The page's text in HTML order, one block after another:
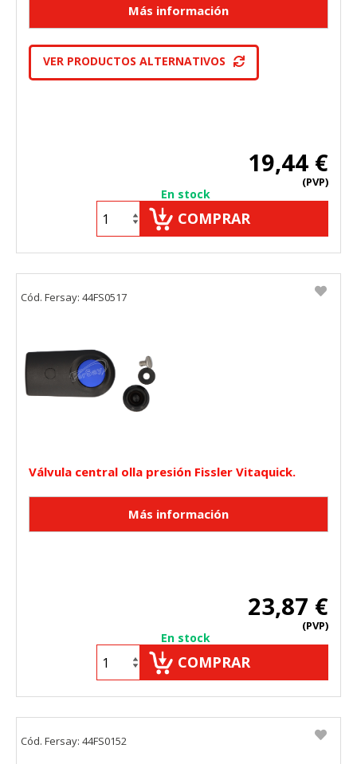
VER PRODUCTOS ALTERNATIVOS
19,44 €
(PVP)
En stock
COMPRAR
Válvula central olla presión Fissler Vitaquick.
23,87 €
(PVP)
En stock
COMPRAR
Cód. Fersay: 44FS0517
Cód. Fersay: 44FS0152
CONFIGURACIÓN DE COOKIES
Estas cookies son necesarias para que el sitio web
funcione y no se pueden desactivar en nuestros sistemas.
Puede configurar su navegador para bloquear o alertar
COOKIELEGALFERSAY, VSF904, PHPSESSID, wp-settings-1,
Cookies de rendimiento
mejorarlo. Nos ayudan a saber qué páginas son las más o
menos visitadas, y cómo los visitantes navegan por el sitio.
Toda la información que recogen estas cookies es